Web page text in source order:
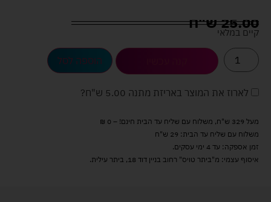
25.00ש"ח
קיים במלאי
הוספה לסל
לארוז את המוצר באריזת מתנה 5.00 ש"ח ?
מעל 329 ש"ח, משלוח עם שליח עד הבית חינם! – 0 ₪
משלוח עם שליח עד הבית: 29 ש"ח
זמן אספקה: עד 4 ימי עסקים.
איסוף עצמי: מ"ביתר טויס" רחוב בניין דוד 18, ביתר עילית.